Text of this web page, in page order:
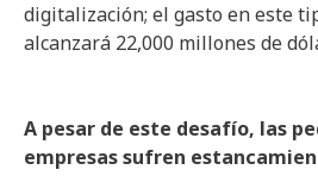
digitalización; el gasto en este
alcanzará 22,000 millones de
A pesar de este desafío, las
empresas sufren